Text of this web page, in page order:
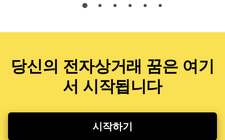
당신의 전자상거래 꿈은 여기
서 시작됩니다
시작하기